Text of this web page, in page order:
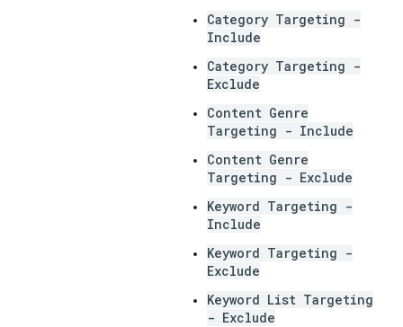
Category Targeting -
Include
Category Targeting -
Exclude
Content Genre
Targeting - Include
Content Genre
Targeting - Exclude
Keyword Targeting -
Include
Keyword Targeting -
Exclude
Keyword List Targeting
- Exclude